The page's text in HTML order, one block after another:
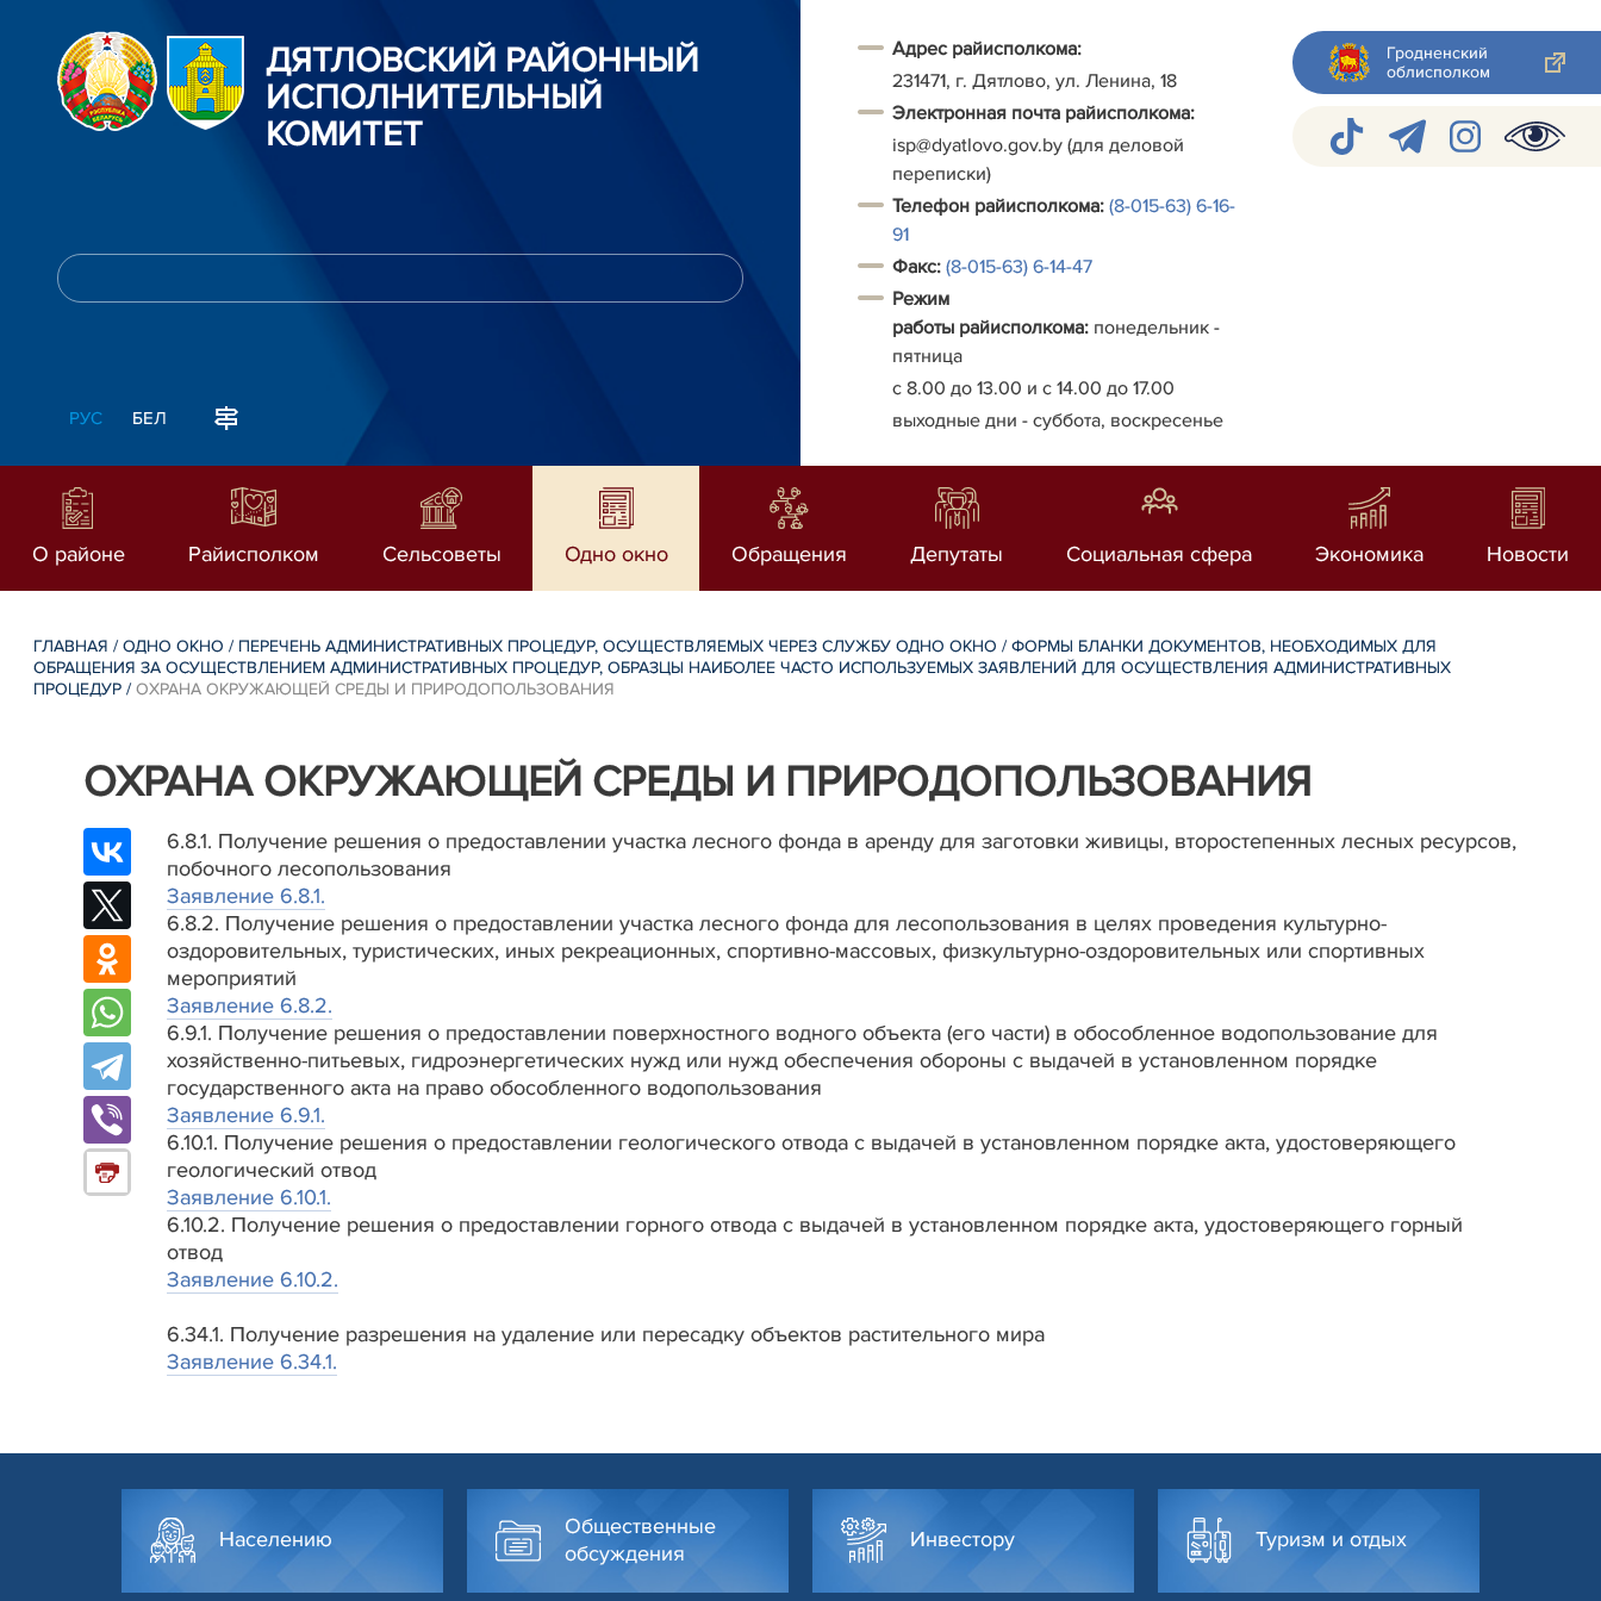
ДЯТЛОВСКИЙ РАЙОННЫЙ
ИСПОЛНИТЕЛЬНЫЙ
КОМИТЕТ
РУС БЕЛ
Адрес райисполкома:
231471, г. Дятлово, ул. Ленина, 18
Электронная почта райисполкома:
isp@dyatlovo.gov.by (для деловой
переписки)
Телефон райисполкома: (8-015-63) 6-16-
91
Факс: (8-015-63) 6-14-47
Режим
работы райисполкома: понедельник -
пятница
с 8.00 до 13.00 и с 14.00 до 17.00
выходные дни - суббота, воскресенье
Гродненский
облисполком
О районе Райисполком Сельсоветы Одно окно Обращения Депутаты Социальная сфера Экономика Новости
ГЛАВНАЯ /ОДНО ОКНО / ПЕРЕЧЕНЬ АДМИНИСТРАТИВНЫХ ПРОЦЕДУР, ОСУЩЕСТВЛЯЕМЫХ ЧЕРЕЗ СЛУЖБУ ОДНО ОКНО /ФОРМЫ БЛАНКИ ДОКУМЕНТОВ, НЕОБХОДИМЫХ ДЛЯ
ОБРАЩЕНИЯ ЗА ОСУЩЕСТВЛЕНИЕМ АДМИНИСТРАТИВНЫХ ПРОЦЕДУР, ОБРАЗЦЫ НАИБОЛЕЕ ЧАСТО ИСПОЛЬЗУЕМЫХ ЗАЯВЛЕНИЙ ДЛЯ ОСУЩЕСТВЛЕНИЯ АДМИНИСТРАТИВНЫХ
ПРОЦЕДУР /ОХРАНА ОКРУЖАЮЩЕЙ СРЕДЫ И ПРИРОДОПОЛЬЗОВАНИЯ
ОХРАНА ОКРУЖАЮЩЕЙ СРЕДЫ И ПРИРОДОПОЛЬЗОВАНИЯ
6.8.1. Получение решения о предоставлении участка лесного фонда в аренду для заготовки живицы, второстепенных лесных ресурсов,
побочного лесопользования
Заявление 6.8.1.
6.8.2. Получение решения о предоставлении участка лесного фонда для лесопользования в целях проведения культурно-
оздоровительных, туристических, иных рекреационных, спортивно-массовых, физкультурно-оздоровительных или спортивных
мероприятий
Заявление 6.8.2.
6.9.1. Получение решения о предоставлении поверхностного водного объекта (его части) в обособленное водопользование для
хозяйственно-питьевых, гидроэнергетических нужд или нужд обеспечения обороны с выдачей в установленном порядке
государственного акта на право обособленного водопользования
Заявление 6.9.1.
6.10.1. Получение решения о предоставлении геологического отвода с выдачей в установленном порядке акта, удостоверяющего
геологический отвод
Заявление 6.10.1.
6.10.2. Получение решения о предоставлении горного отвода с выдачей в установленном порядке акта, удостоверяющего горный
отвод
Заявление 6.10.2.
6.34.1. Получение разрешения на удаление или пересадку объектов растительного мира
Заявление 6.34.1.
Населению
Общественные
обсуждения
Инвестору Туризм и отдых